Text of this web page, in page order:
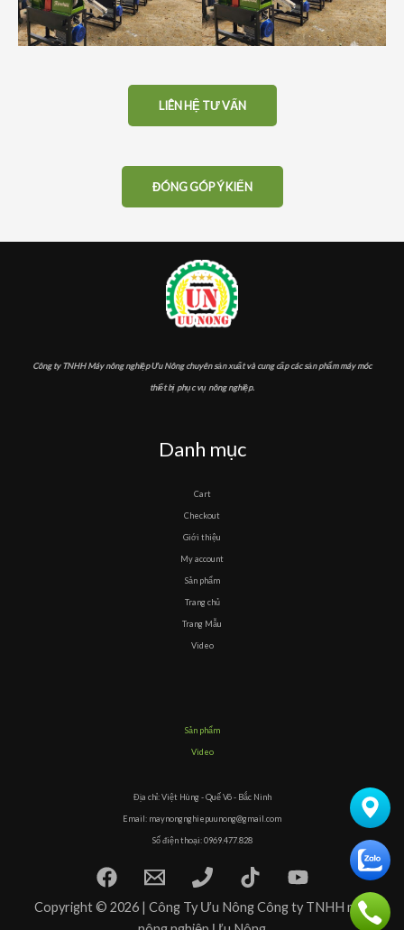
LIÊN HỆ TƯ VẤN
ĐÓNG GÓP Ý KIẾN
Công ty TNHH Máy nông nghiệp Ưu Nông chuyên sản xuất và cung cấp các sản phẩm máy móc
thiết bị phục vụ nông nghiệp.
Danh mục
Cart
Checkout
Giới thiệu
My account
Sản phẩm
Trang chủ
Trang Mẫu
Video
Sản phẩm
Video
Địa chỉ: Việt Hùng - Quế Võ - Bắc Ninh
Email: maynongnghiepuunong@gmail.com
Số điện thoại: 0969.477.828
Copyright © 2026 | Công Ty Ưu Nông Công ty TNHH máy